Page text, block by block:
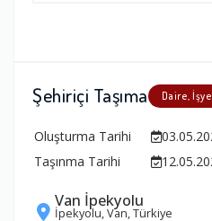
Şehiriçi Taşıma Daire,
Oluşturma Tarihi
Taşınma Tarihi
Van İpekyolu
İpekyolu, Van, Türkiye